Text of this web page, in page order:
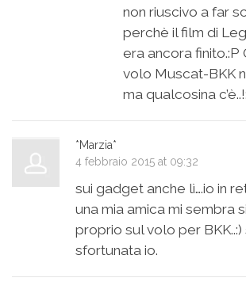
non riuscivo a far
perchè il film di
era ancora finito.:P
volo Muscat-BKK
ma qualcosina
*Marzia*
4 febbraio 2015 at 09:32
sui gadget anche lì….io in
una mia amica mi sembra
proprio sul volo per
sfortunata io.